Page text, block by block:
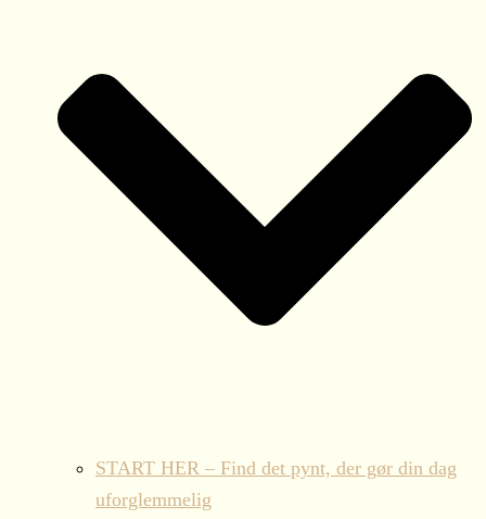
START HER – Find det pynt, der gør din dag
uforglemmelig